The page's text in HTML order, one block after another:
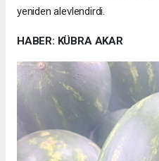
yeniden alevlendirdi.
HABER: KÜBRA AKAR